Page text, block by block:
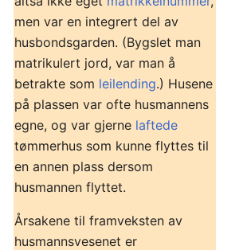
men var en integrert del av
husbondsgarden. (Bygslet man
matrikulert jord, var man å
betrakte som leilending.) Husene
på plassen var ofte husmannens
egne, og var gjerne laftede
tømmerhus som kunne flyttes til
en annen plass dersom
husmannen flyttet.
Årsakene til framveksten av
husmannsvesenet er